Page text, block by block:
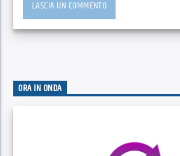
ORA IN ONDA